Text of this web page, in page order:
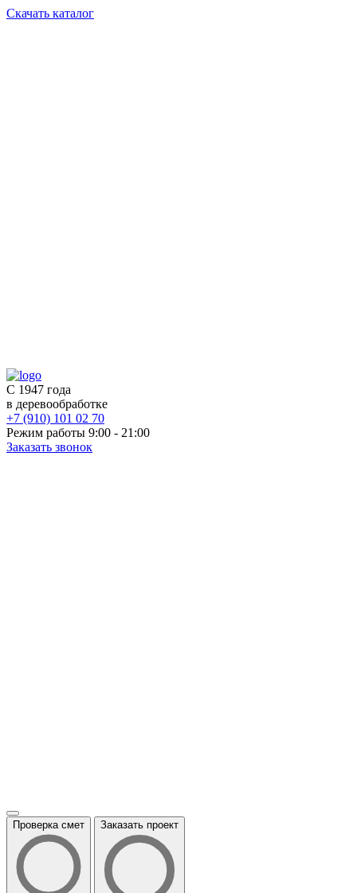
Скачать каталог
С 1947 года
в деревообработке
+7 (910) 101 02 70
Режим работы 9:00 - 21:00
Заказать звонок
Проверка смет Заказать проект